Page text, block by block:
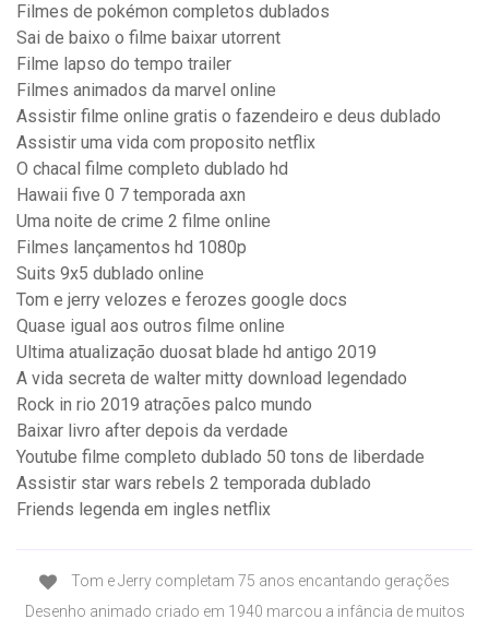
Filmes de pokémon completos dublados
Sai de baixo o filme baixar utorrent
Filme lapso do tempo trailer
Filmes animados da marvel online
Assistir filme online gratis o fazendeiro e deus dublado
Assistir uma vida com proposito netflix
O chacal filme completo dublado hd
Hawaii five 0 7 temporada axn
Uma noite de crime 2 filme online
Filmes lançamentos hd 1080p
Suits 9x5 dublado online
Tom e jerry velozes e ferozes google docs
Quase igual aos outros filme online
Ultima atualização duosat blade hd antigo 2019
A vida secreta de walter mitty download legendado
Rock in rio 2019 atrações palco mundo
Baixar livro after depois da verdade
Youtube filme completo dublado 50 tons de liberdade
Assistir star wars rebels 2 temporada dublado
Friends legenda em ingles netflix
Tom e Jerry completam 75 anos encantando gerações
Desenho animado criado em 1940 marcou a infância de muitos